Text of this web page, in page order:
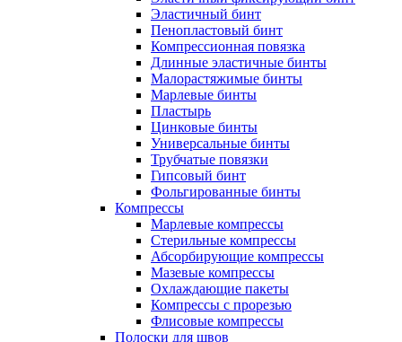
Эластичный бинт
Пенопластовый бинт
Компрессионная повязка
Длинные эластичные бинты
Малорастяжимые бинты
Марлевые бинты
Пластырь
Цинковые бинты
Универсальные бинты
Трубчатые повязки
Гипсовый бинт
Фольгированные бинты
Компрессы
Марлевые компрессы
Стерильные компрессы
Абсорбирующие компрессы
Мазевые компрессы
Охлаждающие пакеты
Компрессы с прорезью
Флисовые компрессы
Полоски для швов